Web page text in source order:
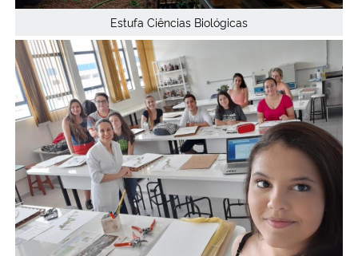
Estufa Ciências Biológicas